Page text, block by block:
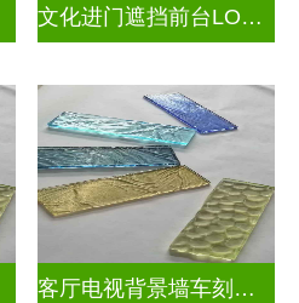
文化进门遮挡前台LOGO玻璃背景墙
客厅电视背景墙车刻玻璃